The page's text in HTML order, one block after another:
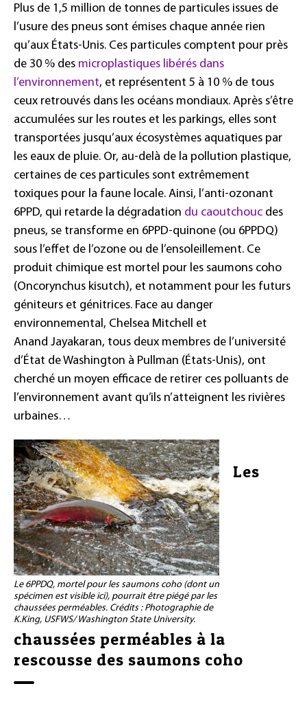
Plus de 1,5 million de tonnes de particules issues de
l’usure des pneus sont émises chaque année rien
qu’aux États-Unis. Ces particules comptent pour près
de 30 % des microplastiques libérés dans
l’environnement, et représentent 5 à 10 % de tous
ceux retrouvés dans les océans mondiaux. Après s’être
accumulées sur les routes et les parkings, elles sont
transportées jusqu’aux écosystèmes aquatiques par
les eaux de pluie. Or, au-delà de la pollution plastique,
certaines de ces particules sont extrêmement
toxiques pour la faune locale. Ainsi, l’anti-ozonant
6PPD, qui retarde la dégradation du caoutchouc des
pneus, se transforme en 6PPD-quinone (ou 6PPDQ)
sous l’effet de l’ozone ou de l’ensoleillement. Ce
produit chimique est mortel pour les saumons coho
(Oncorynchus kisutch), et notamment pour les futurs
géniteurs et génitrices. Face au danger
environnemental, Chelsea Mitchell et
Anand Jayakaran, tous deux membres de l’université
d’État de Washington à Pullman (États-Unis), ont
cherché un moyen efficace de retirer ces polluants de
l’environnement avant qu’ils n’atteignent les rivières
urbaines…
Le 6PPDQ, mortel pour les saumons coho (dont un
spécimen est visible ici), pourrait être piégé par les
chaussées perméables. Crédits : Photographie de
K.King, USFWS/ Washington State University.
Les
chaussées perméables à la
rescousse des saumons coho